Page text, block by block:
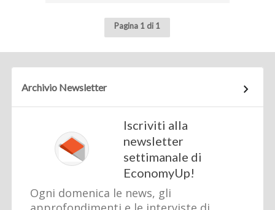
Pagina 1 di 1
Archivio Newsletter
Iscriviti alla
newsletter
settimanale di
EconomyUp!
Ogni domenica le news, gli